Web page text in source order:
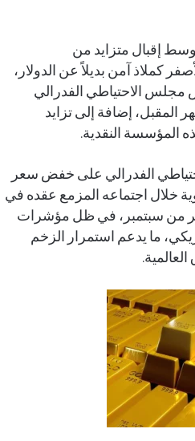
وسط إقبال متزايد من
كملاذ آمن بديلاً عن الدولار،
الاحتياطي الفدرالي
المقبل، إضافة إلى تزايد
المؤسسة النقدية.
الفدرالي على خفض سعر
خلال اجتماعه المزمع عقده في
من سبتمبر، في ظل مؤشرات
ما يدعم استمرار الزخم